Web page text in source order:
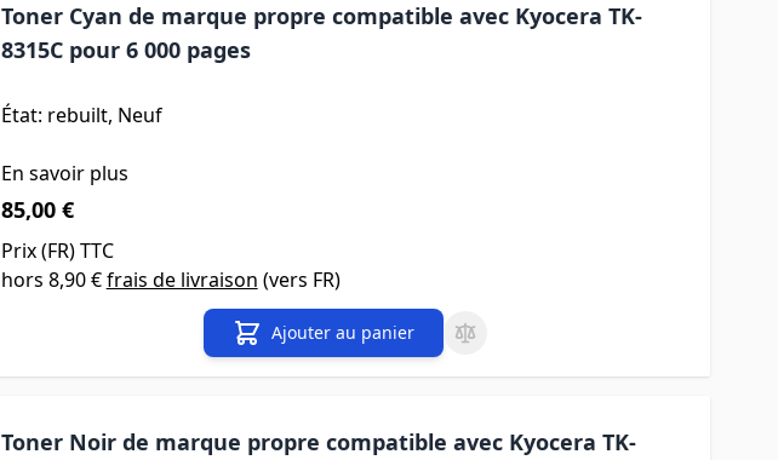
Toner Cyan de marque propre compatible avec Kyocera TK-
8315C pour 6 000 pages
État: rebuilt, Neuf
En savoir plus
85,00 €
Prix (FR) TTC
hors 8,90 €frais de livraison (vers FR)
Ajouter au panier
Toner Noir de marque propre compatible avec Kyocera TK-